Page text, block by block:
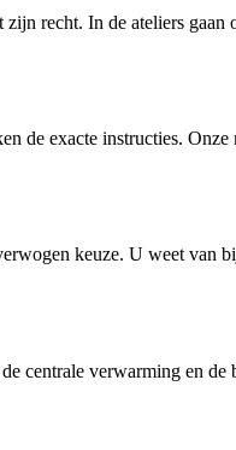
recht. In de ateliers gaan
de exacte instructies.
keuze. U weet van
centrale verwarming en